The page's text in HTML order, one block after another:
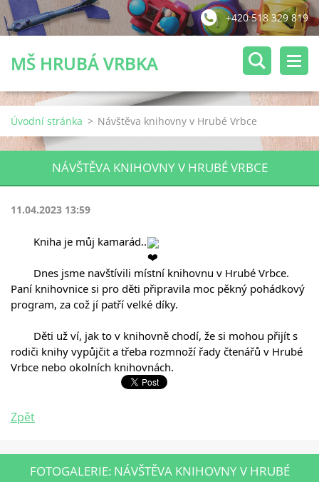
+420 518 329 819
MŠ HRUBÁ VRBKA
Úvodní stránka > Návštěva knihovny v Hrubé Vrbce
NÁVŠTĚVA KNIHOVNY V HRUBÉ VRBCE
11.04.2023 13:59
	Kniha je můj kamarád..
Paní knihovnice si pro děti připravila moc pěkný pohádkový
program, za což jí patří velké díky.
rodiči knihy vypůjčit a třeba rozmnoží řady čtenářů v Hrubé
Vrbce nebo okolních knihovnách.
Zpět
FOTOGALERIE: NÁVŠTĚVA KNIHOVNY V HRUBÉ